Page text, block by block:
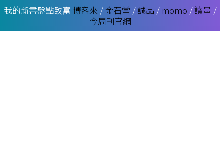
我的新書盤點致富 博客來 / 金石堂 / 誠品 / momo /讀墨 /
今周刊官網